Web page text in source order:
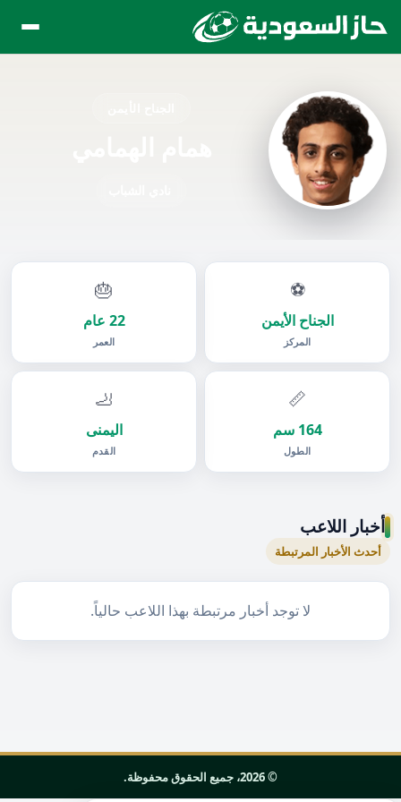
⚽
الجناح الأيمن
المركز
🎂
22 عام
العمر
📏
164 سم
الطول
🦶
اليمنى
القدم
أخبار اللاعب
أحدث الأخبار المرتبطة
لا توجد أخبار مرتبطة بهذا اللاعب حالياً.
© 2026، جميع الحقوق محفوظة.